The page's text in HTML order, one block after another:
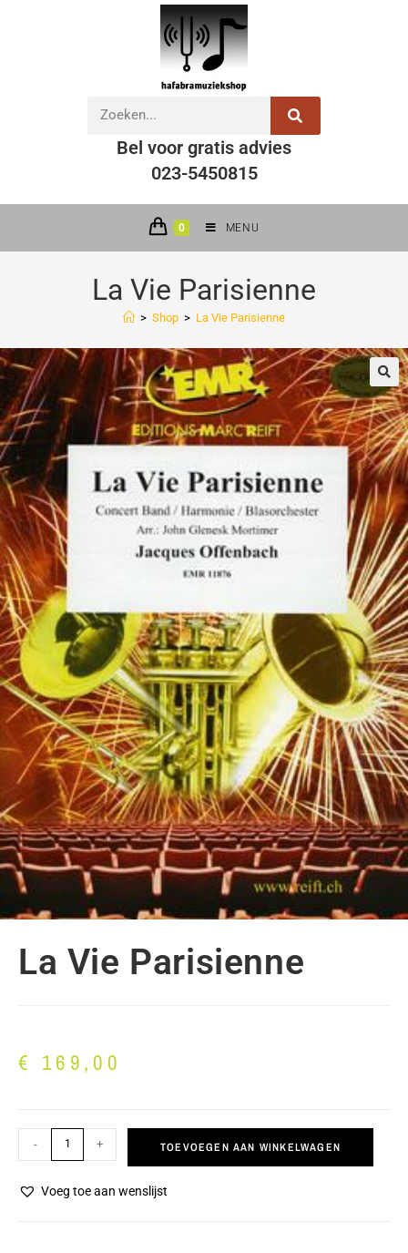
Bel voor gratis advies
023-5450815
0 MENU
La Vie Parisienne
> Shop > La Vie Parisienne
🔍
La Vie Parisienne
€ 169,00
- + TOEVOEGEN AAN WINKELWAGEN
Voeg toe aan wenslijst